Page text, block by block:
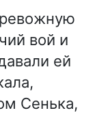
вой и
ей
Сенька,